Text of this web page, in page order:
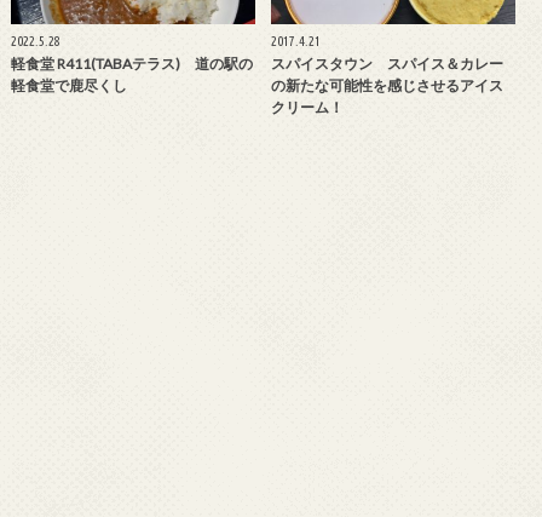
2022.5.28
軽食堂 R411(TABAテラス) 道の駅の
軽食堂で鹿尽くし
2017.4.21
スパイスタウン スパイス＆カレー
の新たな可能性を感じさせるアイス
クリーム！